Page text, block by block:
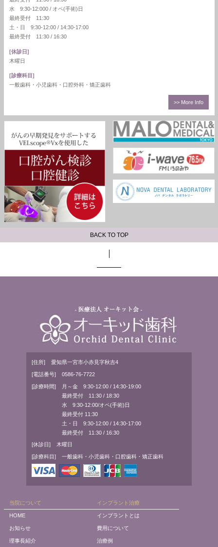
水 9:30-12:000 / オペ(手術)日
最終受付 11:30
土・日 9:30-12:00 / 14:30-17:00
最終受付 11:30 / 16:30
[休診日]
木曜日
[診療科目]
一般歯科・小児歯科・口腔外科・矯正歯科
>> More Info
BACK TO TOP
[住所] 愛知県一宮市小赤見字秋吉4
[電話番号] 0586-76-7722
[診療時間]
月～金 9:30-12:00 / 14:30-19:00
最終受付 11:30 / 18:30
水 9:30-12:00/オペ(手術)日
最終受付 11:30
土・日 9:30-12:00 / 14:30-17:00
最終受付 11:30 / 16:30
[休診日] 木曜日
[診療科目] 一般歯科・小児歯科・口腔歯科・矯正歯科
当院について
HOME
お知らせ
理事長紹介
インプラント治療
インプラントとは
費用について
治療例